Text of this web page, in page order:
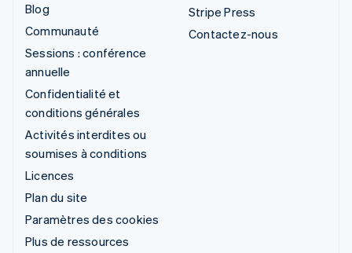
Blog
Communauté
Sessions : conférence
annuelle
Confidentialité et
conditions générales
Activités interdites ou
soumises à conditions
Licences
Plan du site
Paramètres des cookies
Plus de ressources
Stripe Press
Contactez-nous